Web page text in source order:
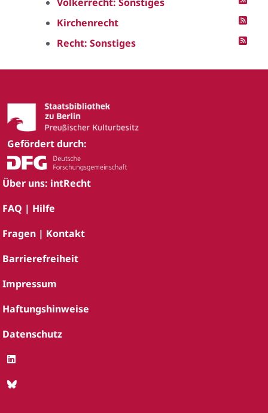
Kirchenrecht
Recht: Sonstiges
Gefördert durch:
Über uns: intRecht
FAQ | Hilfe
Fragen | Kontakt
Barrierefreiheit
Impressum
Haftungshinweise
Datenschutz